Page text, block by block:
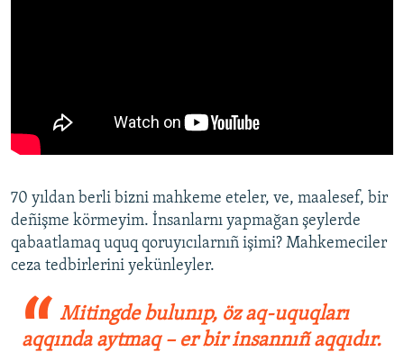
​70 yıldan berli bizni mahkeme eteler, ve, maalesef, bir
deñişme körmeyim. İnsanlarnı yapmağan şeylerde
qabaatlamaq uquq qoruyıcılarnıñ işimi? Mahkemeciler
ceza tedbirlerini yekünleyler.
Mitingde bulunıp, öz aq-uquqları
aqqında aytmaq – er bir insannıñ aqqıdır.